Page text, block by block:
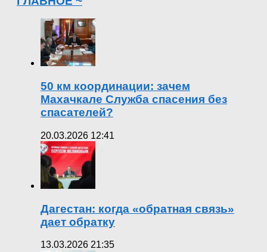
50 км координации: зачем
Махачкале Служба спасения без
спасателей?
20.03.2026 12:41
Дагестан: когда «обратная связь»
дает обратку
13.03.2026 21:35